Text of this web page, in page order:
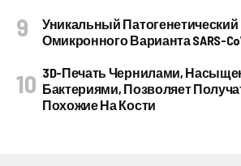
Уникальный
Омикронного Варианта SARS-
3D-Печать Чернилами,
Бактериями, Позволяет
Похожие На Кости